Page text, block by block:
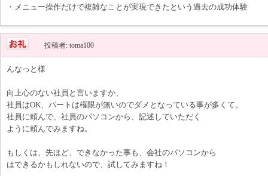
・メニュー操作だけで複雑なことが実現できたという過去の成功体験
投稿者: toma100
んなっと様
向上心のない社員と言いますか、
社員はOK、パートは権限が無いのでダメとなっている事が多くて。
社員に頼んで、社員のパソコンから、記述していただく
ように頼んでみますね。
もしくは、先ほど、できなかった事も、会社のパソコンから
はできるかもしれないので、試してみますね！